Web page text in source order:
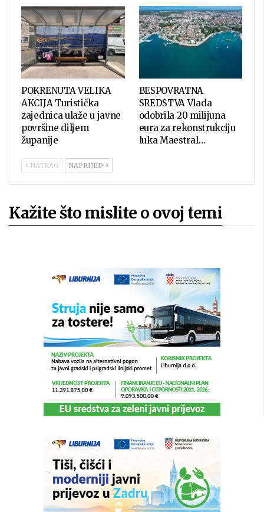
POKRENUTA VELIKA
AKCIJA Turistička
zajednica ulaže u javne
površine diljem
županije
BESPOVRATNA
SREDSTVA Vlada
odobrila 20 milijuna
eura za rekonstrukciju
luka Maestral…
NATRAG NAPRIJED
Kažite što mislite o ovoj temi